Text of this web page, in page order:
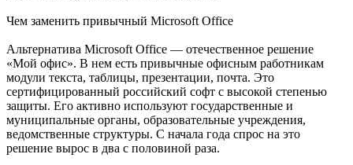
Чем заменить привычный Microsoft Office
Альтернатива Microsoft Office — отечественное решение
«Мой офис». В нем есть привычные офисным работникам
модули текста, таблицы, презентации, почта. Это
сертифицированный российский софт с высокой степенью
защиты. Его активно используют государственные и
муниципальные органы, образовательные учреждения,
ведомственные структуры. С начала года спрос на это
решение вырос в два с половиной раза.